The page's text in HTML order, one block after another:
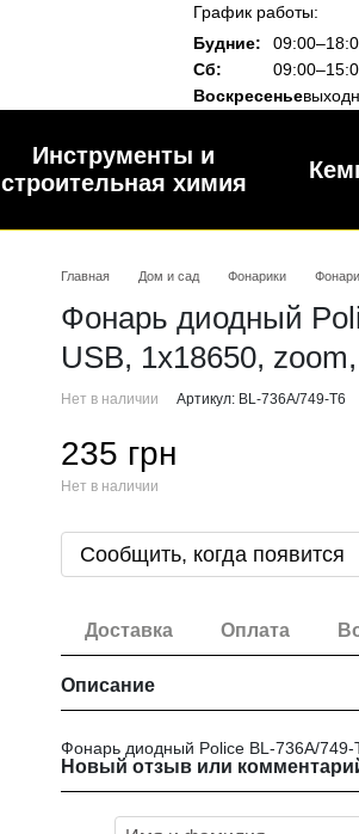
График работы:
Будние:
Сб:
Воскресенье
Инструменты и
строительная химия
Главная Дом и сад Фонарики
Фонарь диодный
USB, 1x18650,
Нет в наличии Артикул: BL-736A/749-T6
235 грн
Нет в наличии
Сообщить, когда появится
Доставка Оплата
Описание
Фонарь диодный Police BL-736A/
Новый отзыв или